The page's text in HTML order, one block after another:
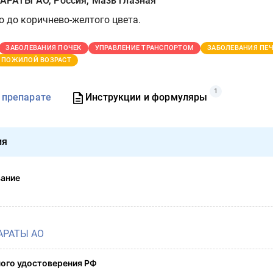
до коричнево-желтого цвета.
ЗАБОЛЕВАНИЯ ПОЧЕК УПРАВЛЕНИЕ ТРАНСПОРТОМ
ЗАБОЛЕВАНИЯ
ПОЖИЛОЙ ВОЗРАСТ
Инструкции и формуляры
1
АО
удостоверения РФ